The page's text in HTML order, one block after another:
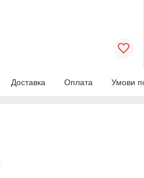
Доставка Оплата Умови